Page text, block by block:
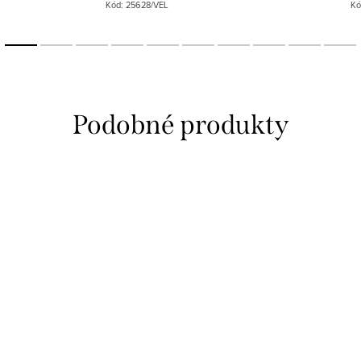
rhodiovanému povrchu si...
Kód: 25628/VEL